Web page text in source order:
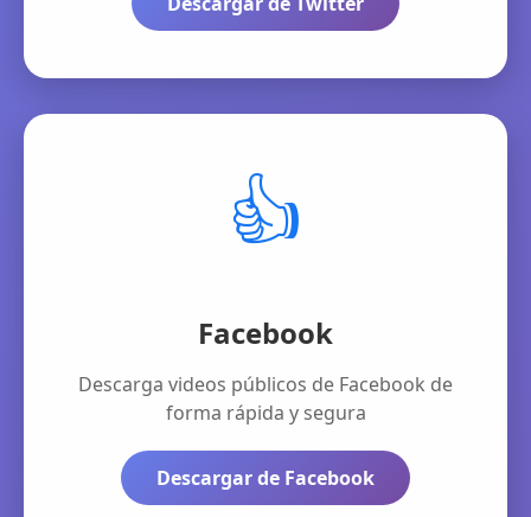
👍
Facebook
Descarga videos públicos de Facebook de
forma rápida y segura
Descargar de Facebook